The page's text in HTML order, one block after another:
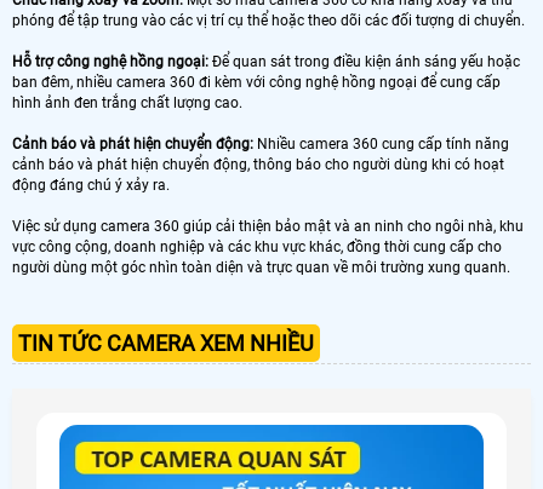
phóng để tập trung vào các vị trí cụ thể hoặc theo dõi các đối tượng di chuyển.
Hỗ trợ công nghệ hồng ngoại: Để quan sát trong điều kiện ánh sáng yếu hoặc
ban đêm, nhiều camera 360 đi kèm với công nghệ hồng ngoại để cung cấp
hình ảnh đen trắng chất lượng cao.
Cảnh báo và phát hiện chuyển động: Nhiều camera 360 cung cấp tính năng
cảnh báo và phát hiện chuyển động, thông báo cho người dùng khi có hoạt
động đáng chú ý xảy ra.
Việc sử dụng camera 360 giúp cải thiện bảo mật và an ninh cho ngôi nhà, khu
vực công cộng, doanh nghiệp và các khu vực khác, đồng thời cung cấp cho
người dùng một góc nhìn toàn diện và trực quan về môi trường xung quanh.
TIN TỨC CAMERA XEM NHIỀU